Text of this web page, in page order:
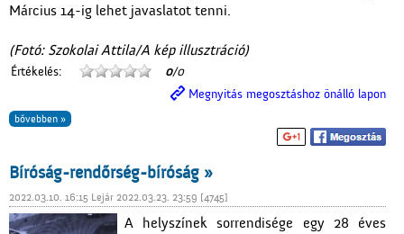
Március 14-ig lehet javaslatot tenni.
(Fotó: Szokolai Attila/A kép illusztráció)
Értékelés: 0/0
Megnyitás megosztáshoz önálló lapon
bővebben »
Bíróság-rendőrség-bíróság »
2022.03.10. 16:15 Lejár 2022.03.23. 23:59 [4745]
A helyszínek sorrendisége egy 28 éves